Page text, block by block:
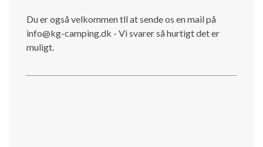
Du er også velkommen tll at sende os en mail på
info@kg-camping.dk - Vi svarer så hurtigt det er
muligt.